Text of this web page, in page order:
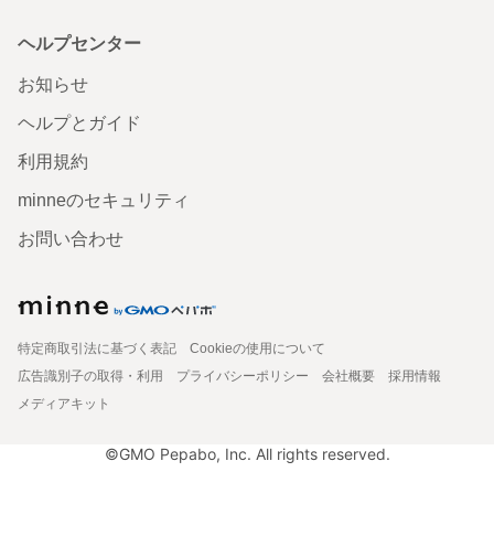
ヘルプセンター
お知らせ
ヘルプとガイド
利用規約
minneのセキュリティ
お問い合わせ
特定商取引法に基づく表記
Cookieの使用について
広告識別子の取得・利用
プライバシーポリシー 会社概要
採用情報
メディアキット
©GMO Pepabo, Inc. All rights reserved.